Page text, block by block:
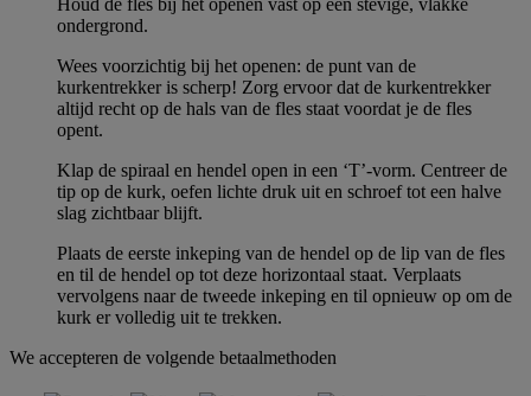
ondergrond.
Wees voorzichtig bij het openen: de punt van de
kurkentrekker is scherp! Zorg ervoor dat de kurkentrekker
altijd recht op de hals van de fles staat voordat je de fles
opent.
Klap de spiraal en hendel open in een ‘T’-vorm. Centreer de
tip op de kurk, oefen lichte druk uit en schroef tot een halve
slag zichtbaar blijft.
Plaats de eerste inkeping van de hendel op de lip van de fles
en til de hendel op tot deze horizontaal staat. Verplaats
vervolgens naar de tweede inkeping en til opnieuw op om de
kurk er volledig uit te trekken.
We accepteren de volgende betaalmethoden